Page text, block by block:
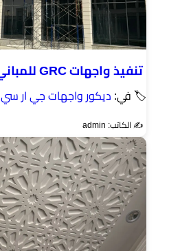
تنفيذ واجهات GRC للمباني في الرياض
🏷 في: ديكور واجهات جي ار سي
✍️ الكاتب: admin